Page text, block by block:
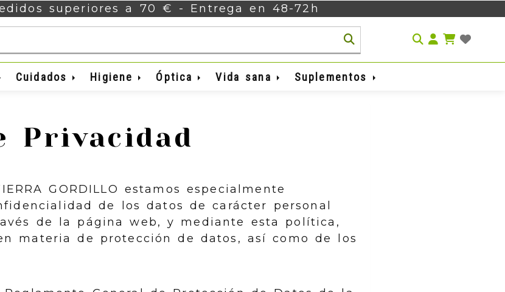
superiores a 70 € - Entrega en 48-72h
Cuidados Higiene Óptica Vida sana Suplementos
Privacidad
GORDILLO estamos especialmente
de los datos de carácter personal
de la página web, y mediante esta política,
materia de protección de datos, así como de los